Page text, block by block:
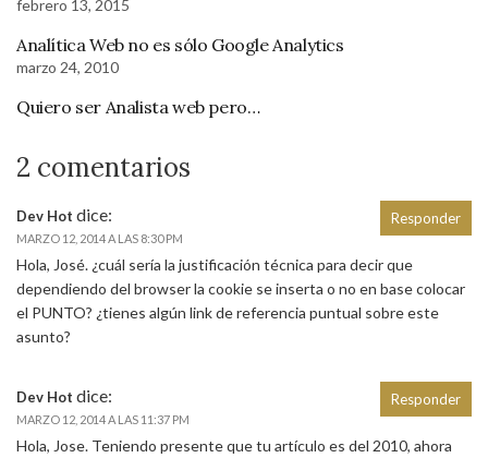
febrero 13, 2015
Analítica Web no es sólo Google Analytics
marzo 24, 2010
Quiero ser Analista web pero…
2 comentarios
Dev Hot dice:
MARZO 12, 2014 A LAS 8:30 PM
Hola, José. ¿cuál sería la justificación técnica para decir que
dependiendo del browser la cookie se inserta o no en base colocar
el PUNTO? ¿tienes algún link de referencia puntual sobre este
asunto?
Responder
Dev Hot dice:
MARZO 12, 2014 A LAS 11:37 PM
Hola, Jose. Teniendo presente que tu artículo es del 2010, ahora
Responder